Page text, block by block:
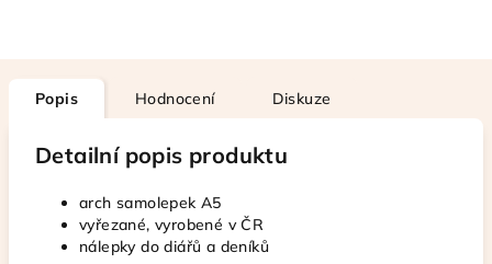
Popis Hodnocení Diskuze
Detailní popis produktu
arch samolepek A5
vyřezané, vyrobené v ČR
nálepky do diářů a deníků